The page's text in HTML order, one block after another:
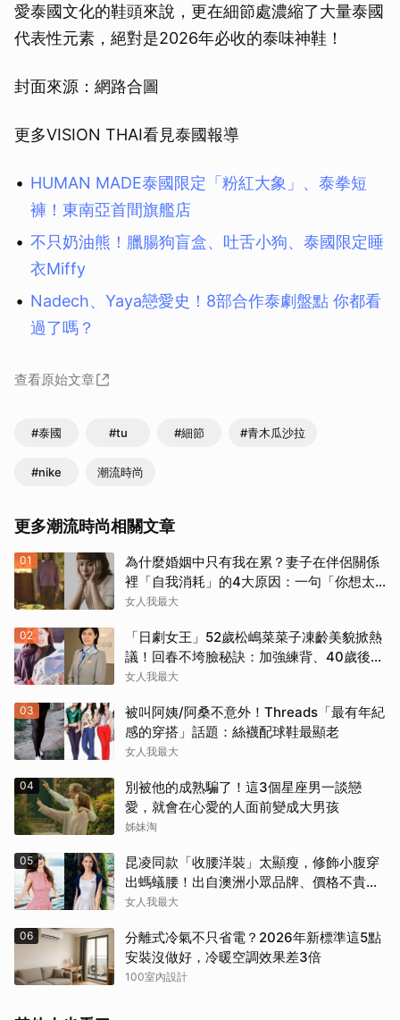
愛泰國文化的鞋頭來說，更在細節處濃縮了大量泰國
代表性元素，絕對是2026年必收的泰味神鞋！
封面來源：網路合圖
更多VISION THAI看見泰國報導
HUMAN MADE泰國限定「粉紅大象」、泰拳短
褲！東南亞首間旗艦店
不只奶油熊！臘腸狗盲盒、吐舌小狗、泰國限定睡
衣Miffy
Nadech、Yaya戀愛史！8部合作泰劇盤點 你都看
過了嗎？
查看原始文章
#泰國 #tu #細節 #青木瓜沙拉
#nike 潮流時尚
更多潮流時尚相關文章
01
為什麼婚姻中只有我在累？妻子在伴侶關係
裡「自我消耗」的4大原因：一句「你想太
多」讓人無奈
女人我最大
02
「日劇女王」52歲松嶋菜菜子凍齡美貌掀熱
議！回春不垮臉秘訣：加強練背、40歲後飲
食是關鍵！
女人我最大
03
被叫阿姨/阿桑不意外！Threads「最有年紀
感的穿搭」話題：絲襪配球鞋最顯老
女人我最大
04
別被他的成熟騙了！這3個星座男一談戀
愛，就會在心愛的人面前變成大男孩
姊妹淘
05
昆凌同款「收腰洋裝」太顯瘦，修飾小腹穿
出螞蟻腰！出自澳洲小眾品牌、價格不貴還
寄台灣
女人我最大
06
分離式冷氣不只省電？2026年新標準這5點
安裝沒做好，冷暖空調效果差3倍
100室內設計